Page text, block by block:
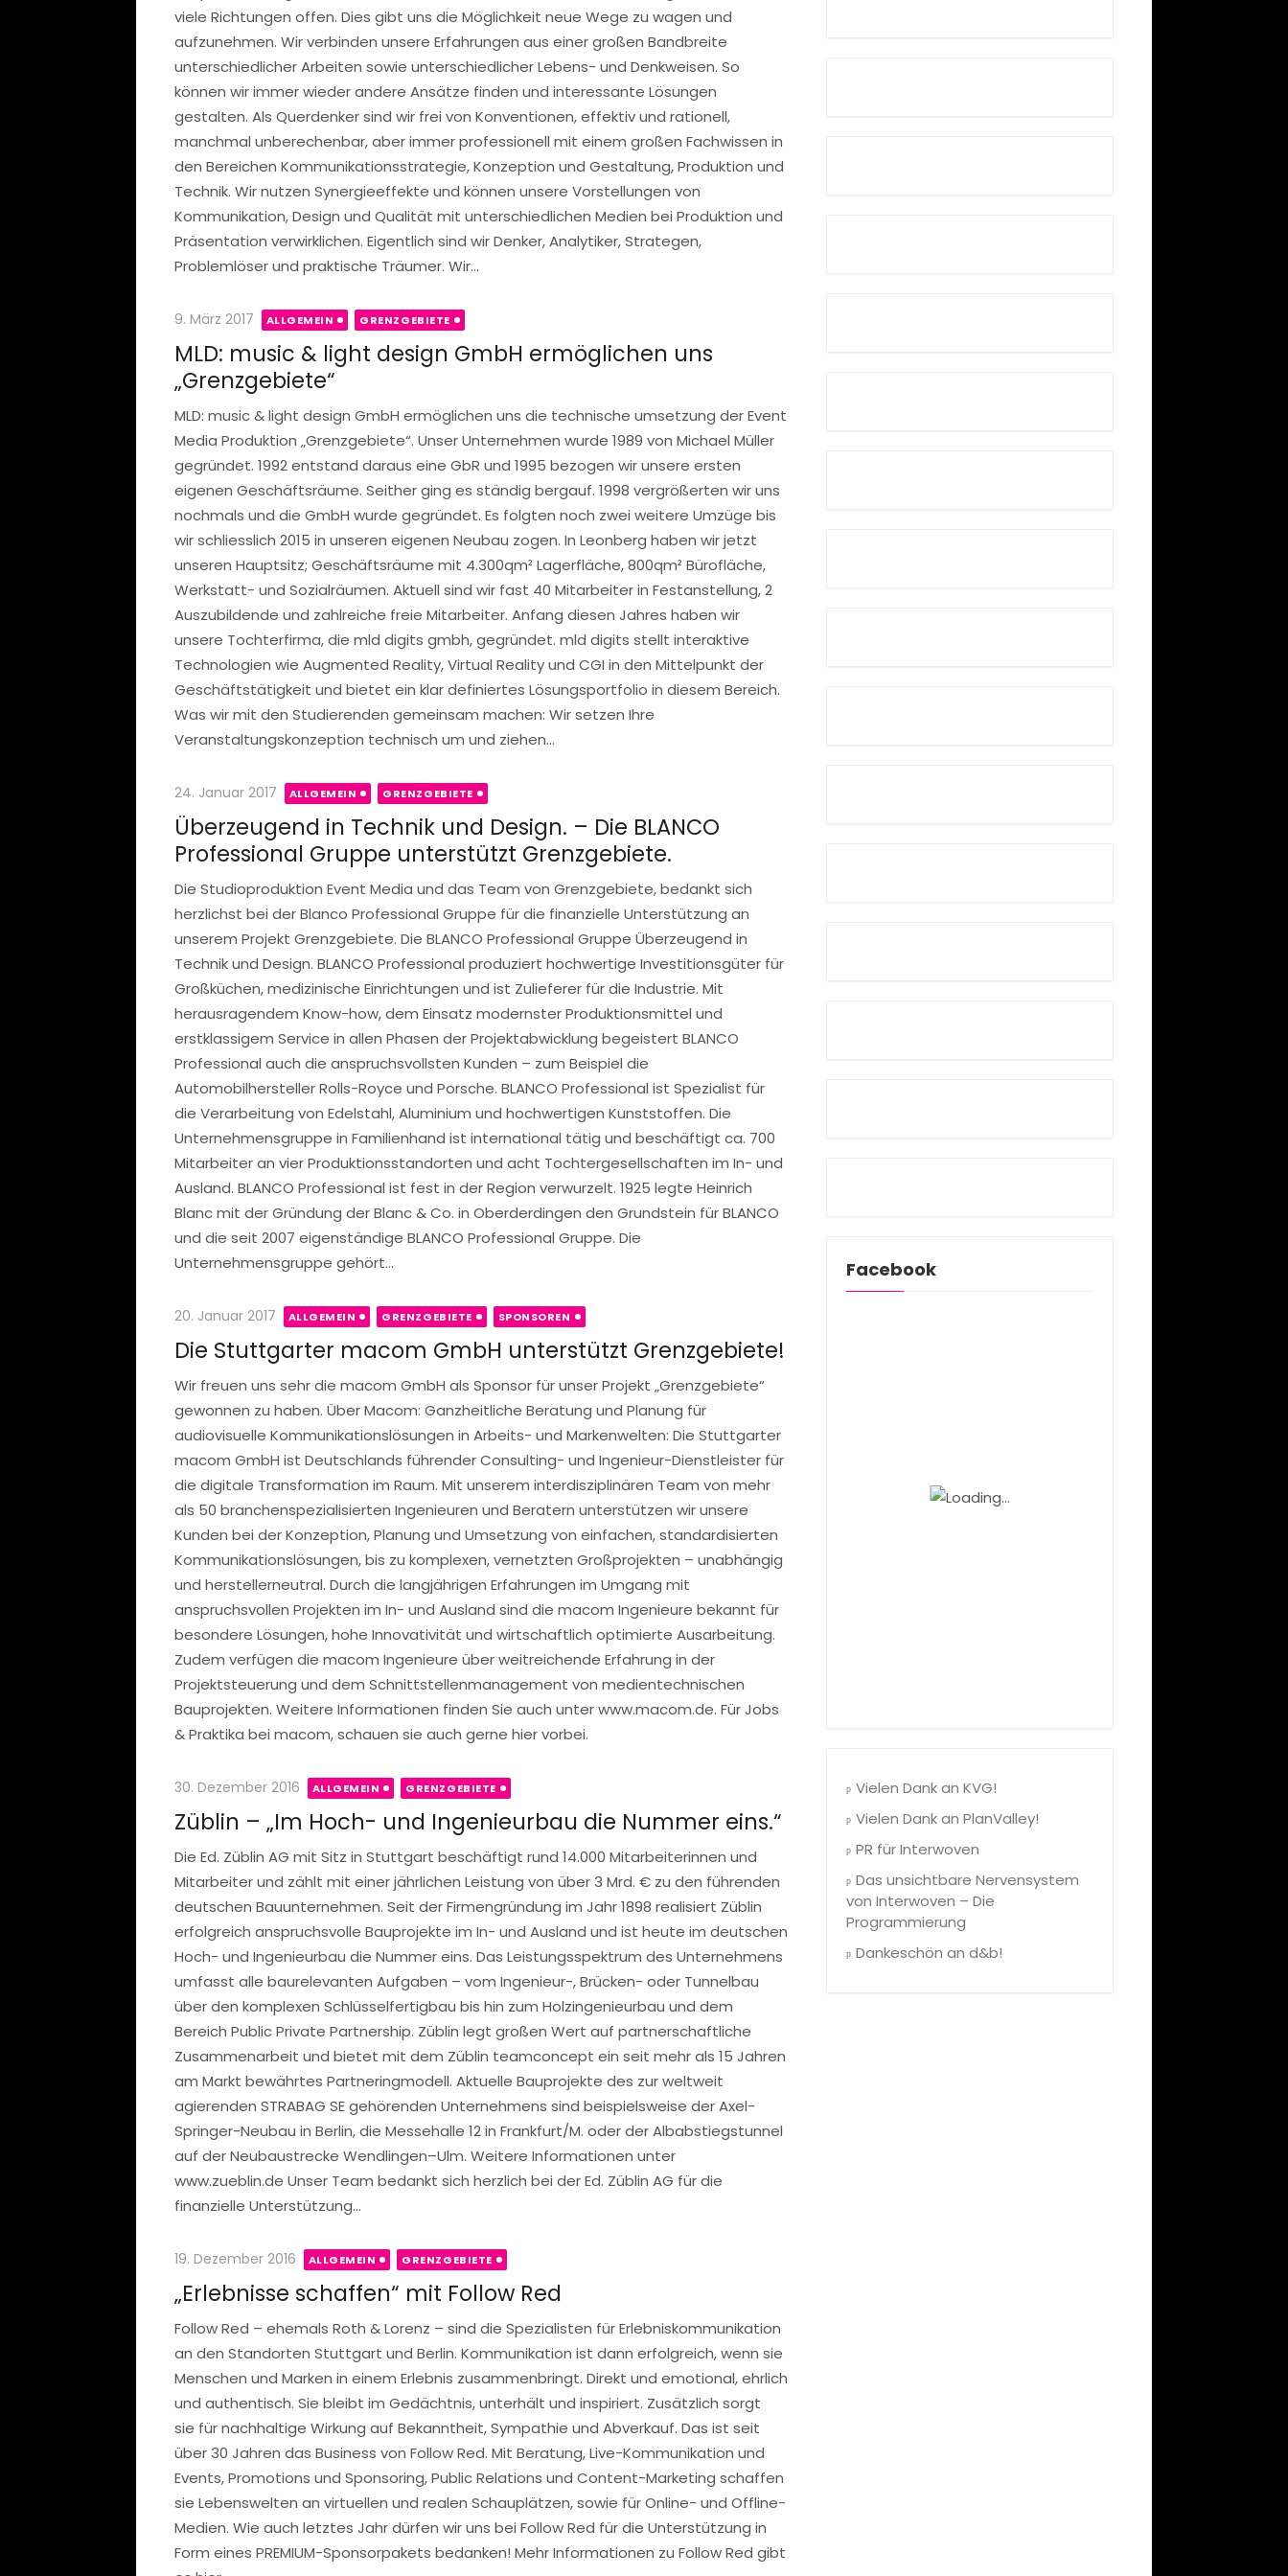
viele Richtungen offen. Dies gibt uns die Möglichkeit neue Wege zu wagen und
aufzunehmen. Wir verbinden unsere Erfahrungen aus einer großen Bandbreite
unterschiedlicher Arbeiten sowie unterschiedlicher Lebens- und Denkweisen. So
können wir immer wieder andere Ansätze finden und interessante Lösungen
gestalten. Als Querdenker sind wir frei von Konventionen, effektiv und rationell,
manchmal unberechenbar, aber immer professionell mit einem großen Fachwissen in
den Bereichen Kommunikationsstrategie, Konzeption und Gestaltung, Produktion und
Technik. Wir nutzen Synergieeffekte und können unsere Vorstellungen von
Kommunikation, Design und Qualität mit unterschiedlichen Medien bei Produktion und
Präsentation verwirklichen. Eigentlich sind wir Denker, Analytiker, Strategen,
Problemlöser und praktische Träumer. Wir...
Posted
on
9. März 2017 ALLGEMEIN GRENZGEBIETE
MLD: music & light design GmbH ermöglichen uns
„Grenzgebiete“
MLD: music & light design GmbH ermöglichen uns die technische umsetzung der Event
Media Produktion „Grenzgebiete“. Unser Unternehmen wurde 1989 von Michael Müller
gegründet. 1992 entstand daraus eine GbR und 1995 bezogen wir unsere ersten
eigenen Geschäftsräume. Seither ging es ständig bergauf. 1998 vergrößerten wir uns
nochmals und die GmbH wurde gegründet. Es folgten noch zwei weitere Umzüge bis
wir schliesslich 2015 in unseren eigenen Neubau zogen. In Leonberg haben wir jetzt
unseren Hauptsitz; Geschäftsräume mit 4.300qm² Lagerfläche, 800qm² Bürofläche,
Werkstatt- und Sozialräumen. Aktuell sind wir fast 40 Mitarbeiter in Festanstellung, 2
Auszubildende und zahlreiche freie Mitarbeiter. Anfang diesen Jahres haben wir
unsere Tochterfirma, die mld digits gmbh, gegründet. mld digits stellt interaktive
Technologien wie Augmented Reality, Virtual Reality und CGI in den Mittelpunkt der
Geschäftstätigkeit und bietet ein klar definiertes Lösungsportfolio in diesem Bereich.
Was wir mit den Studierenden gemeinsam machen: Wir setzen Ihre
Veranstaltungskonzeption technisch um und ziehen...
Posted
on
24. Januar 2017 ALLGEMEIN GRENZGEBIETE
Überzeugend in Technik und Design. – Die BLANCO
Professional Gruppe unterstützt Grenzgebiete.
Die Studioproduktion Event Media und das Team von Grenzgebiete, bedankt sich
herzlichst bei der Blanco Professional Gruppe für die finanzielle Unterstützung an
unserem Projekt Grenzgebiete. Die BLANCO Professional Gruppe Überzeugend in
Technik und Design. BLANCO Professional produziert hochwertige Investitionsgüter für
Großküchen, medizinische Einrichtungen und ist Zulieferer für die Industrie. Mit
herausragendem Know-how, dem Einsatz modernster Produktionsmittel und
erstklassigem Service in allen Phasen der Projektabwicklung begeistert BLANCO
Professional auch die anspruchsvollsten Kunden – zum Beispiel die
Automobilhersteller Rolls-Royce und Porsche. BLANCO Professional ist Spezialist für
die Verarbeitung von Edelstahl, Aluminium und hochwertigen Kunststoffen. Die
Unternehmensgruppe in Familienhand ist international tätig und beschäftigt ca. 700
Mitarbeiter an vier Produktionsstandorten und acht Tochtergesellschaften im In- und
Ausland. BLANCO Professional ist fest in der Region verwurzelt. 1925 legte Heinrich
Blanc mit der Gründung der Blanc & Co. in Oberderdingen den Grundstein für BLANCO
und die seit 2007 eigenständige BLANCO Professional Gruppe. Die
Unternehmensgruppe gehört...
Posted
on
20. Januar 2017 ALLGEMEIN GRENZGEBIETE SPONSOREN
Die Stuttgarter macom GmbH unterstützt Grenzgebiete!
Wir freuen uns sehr die macom GmbH als Sponsor für unser Projekt „Grenzgebiete“
gewonnen zu haben. Über Macom: Ganzheitliche Beratung und Planung für
audiovisuelle Kommunikationslösungen in Arbeits- und Markenwelten: Die Stuttgarter
macom GmbH ist Deutschlands führender Consulting- und Ingenieur-Dienstleister für
die digitale Transformation im Raum. Mit unserem interdisziplinären Team von mehr
als 50 branchenspezialisierten Ingenieuren und Beratern unterstützen wir unsere
Kunden bei der Konzeption, Planung und Umsetzung von einfachen, standardisierten
Kommunikationslösungen, bis zu komplexen, vernetzten Großprojekten – unabhängig
und herstellerneutral. Durch die langjährigen Erfahrungen im Umgang mit
anspruchsvollen Projekten im In- und Ausland sind die macom Ingenieure bekannt für
besondere Lösungen, hohe Innovativität und wirtschaftlich optimierte Ausarbeitung.
Zudem verfügen die macom Ingenieure über weitreichende Erfahrung in der
Projektsteuerung und dem Schnittstellenmanagement von medientechnischen
Bauprojekten. Weitere Informationen finden Sie auch unter www.macom.de. Für Jobs
& Praktika bei macom, schauen sie auch gerne hier vorbei.
Posted
on
30. Dezember 2016 ALLGEMEIN GRENZGEBIETE
Züblin – „Im Hoch- und Ingenieurbau die Nummer eins.“
Die Ed. Züblin AG mit Sitz in Stuttgart beschäftigt rund 14.000 Mitarbeiterinnen und
Mitarbeiter und zählt mit einer jährlichen Leistung von über 3 Mrd. € zu den führenden
deutschen Bauunternehmen. Seit der Firmengründung im Jahr 1898 realisiert Züblin
erfolgreich anspruchsvolle Bauprojekte im In- und Ausland und ist heute im deutschen
Hoch- und Ingenieurbau die Nummer eins. Das Leistungsspektrum des Unternehmens
umfasst alle baurelevanten Aufgaben – vom Ingenieur-, Brücken- oder Tunnelbau
über den komplexen Schlüsselfertigbau bis hin zum Holzingenieurbau und dem
Bereich Public Private Partnership. Züblin legt großen Wert auf partnerschaftliche
Zusammenarbeit und bietet mit dem Züblin teamconcept ein seit mehr als 15 Jahren
am Markt bewährtes Partneringmodell. Aktuelle Bauprojekte des zur weltweit
agierenden STRABAG SE gehörenden Unternehmens sind beispielsweise der Axel-
Springer-Neubau in Berlin, die Messehalle 12 in Frankfurt/M. oder der Albabstiegstunnel
auf der Neubaustrecke Wendlingen–Ulm. Weitere Informationen unter
www.zueblin.de Unser Team bedankt sich herzlich bei der Ed. Züblin AG für die
finanzielle Unterstützung...
Posted
on
19. Dezember 2016 ALLGEMEIN GRENZGEBIETE
„Erlebnisse schaffen“ mit Follow Red
Follow Red – ehemals Roth & Lorenz – sind die Spezialisten für Erlebniskommunikation
an den Standorten Stuttgart und Berlin. Kommunikation ist dann erfolgreich, wenn sie
Menschen und Marken in einem Erlebnis zusammenbringt. Direkt und emotional, ehrlich
und authentisch. Sie bleibt im Gedächtnis, unterhält und inspiriert. Zusätzlich sorgt
sie für nachhaltige Wirkung auf Bekanntheit, Sympathie und Abverkauf. Das ist seit
über 30 Jahren das Business von Follow Red. Mit Beratung, Live-Kommunikation und
Events, Promotions und Sponsoring, Public Relations und Content-Marketing schaffen
sie Lebenswelten an virtuellen und realen Schauplätzen, sowie für Online- und Offline-
Medien. Wie auch letztes Jahr dürfen wir uns bei Follow Red für die Unterstützung in
Form eines PREMIUM-Sponsorpakets bedanken! Mehr Informationen zu Follow Red gibt
Facebook
Vielen Dank an KVG!
Vielen Dank an PlanValley!
PR für Interwoven
Das unsichtbare Nervensystem
von Interwoven – Die
Programmierung
Dankeschön an d&b!